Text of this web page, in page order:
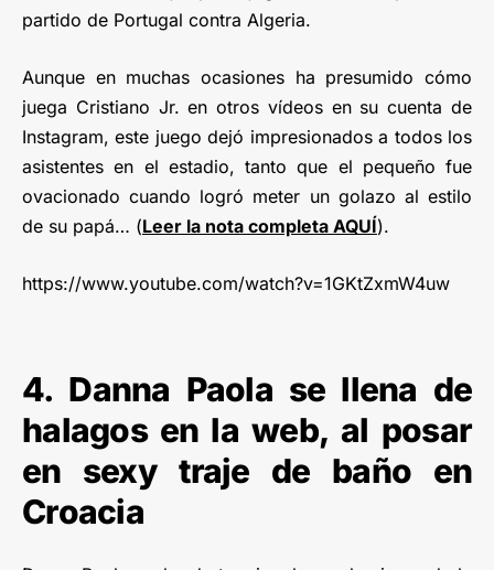
partido de Portugal contra Algeria.
Aunque en muchas ocasiones ha presumido cómo
juega Cristiano Jr. en otros vídeos en su cuenta de
Instagram, este juego dejó impresionados a todos los
asistentes en el estadio, tanto que el pequeño fue
ovacionado cuando logró meter un golazo al estilo
de su papá… (Leer la nota completa AQUÍ).
https://www.youtube.com/watch?v=1GKtZxmW4uw
4. Danna Paola se llena de
halagos en la web, al posar
en sexy traje de baño en
Croacia